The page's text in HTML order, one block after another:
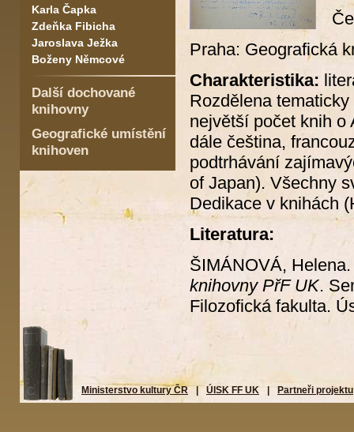
Karla Čapka
Zdeňka Fibicha
Jaroslava Ježka
Boženy Němcové
Další dochované
knihovny
Geografické umístění
knihoven
Praha: Geografická
Charakteristika:
Rozdělena
největší počet knih o
dále čeština,
podtrhávání
of Japan). Všechny
Dedikace v knihách
Literatura:
ŠIMÁNOVÁ,
knihovny PřF UK.
Filozofická fakulta.
Ministerstvo kultury ČR ÚISK FF UK Partneři projektu